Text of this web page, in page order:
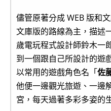
儘管原著分成 WEB 版和
文庫版的路線為主，描述
歲電玩程式設計師鈴木一
到一個跟自己所設計的遊
以常用的遊戲角色名「佐
他便一邊觀光旅遊、一邊
宮，每天過著多彩多姿的